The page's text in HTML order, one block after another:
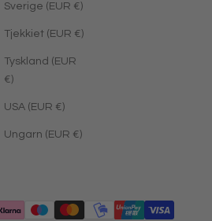
Sverige (EUR €)
Tjekkiet (EUR €)
Tyskland (EUR
€)
USA (EUR €)
Ungarn (EUR €)